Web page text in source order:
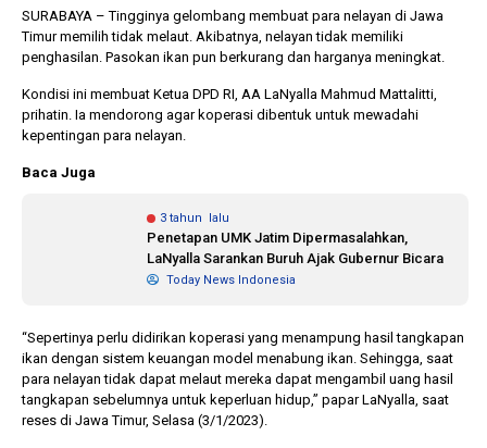
SURABAYA – Tingginya gelombang membuat para nelayan di Jawa
Timur memilih tidak melaut. Akibatnya, nelayan tidak memiliki
penghasilan. Pasokan ikan pun berkurang dan harganya meningkat.
Kondisi ini membuat Ketua DPD RI, AA LaNyalla Mahmud Mattalitti,
prihatin. Ia mendorong agar koperasi dibentuk untuk mewadahi
kepentingan para nelayan.
Baca Juga
3 tahun lalu
Penetapan UMK Jatim Dipermasalahkan,
LaNyalla Sarankan Buruh Ajak Gubernur Bicara
Today News Indonesia
“Sepertinya perlu didirikan koperasi yang menampung hasil tangkapan
ikan dengan sistem keuangan model menabung ikan. Sehingga, saat
para nelayan tidak dapat melaut mereka dapat mengambil uang hasil
tangkapan sebelumnya untuk keperluan hidup,” papar LaNyalla, saat
reses di Jawa Timur, Selasa (3/1/2023).
1 tahun lalu
Banyak Gugatan di
Pilkada 2024, Legislator
Ragukan SDM Bawaslu
KPU
Keputusan
Capres-